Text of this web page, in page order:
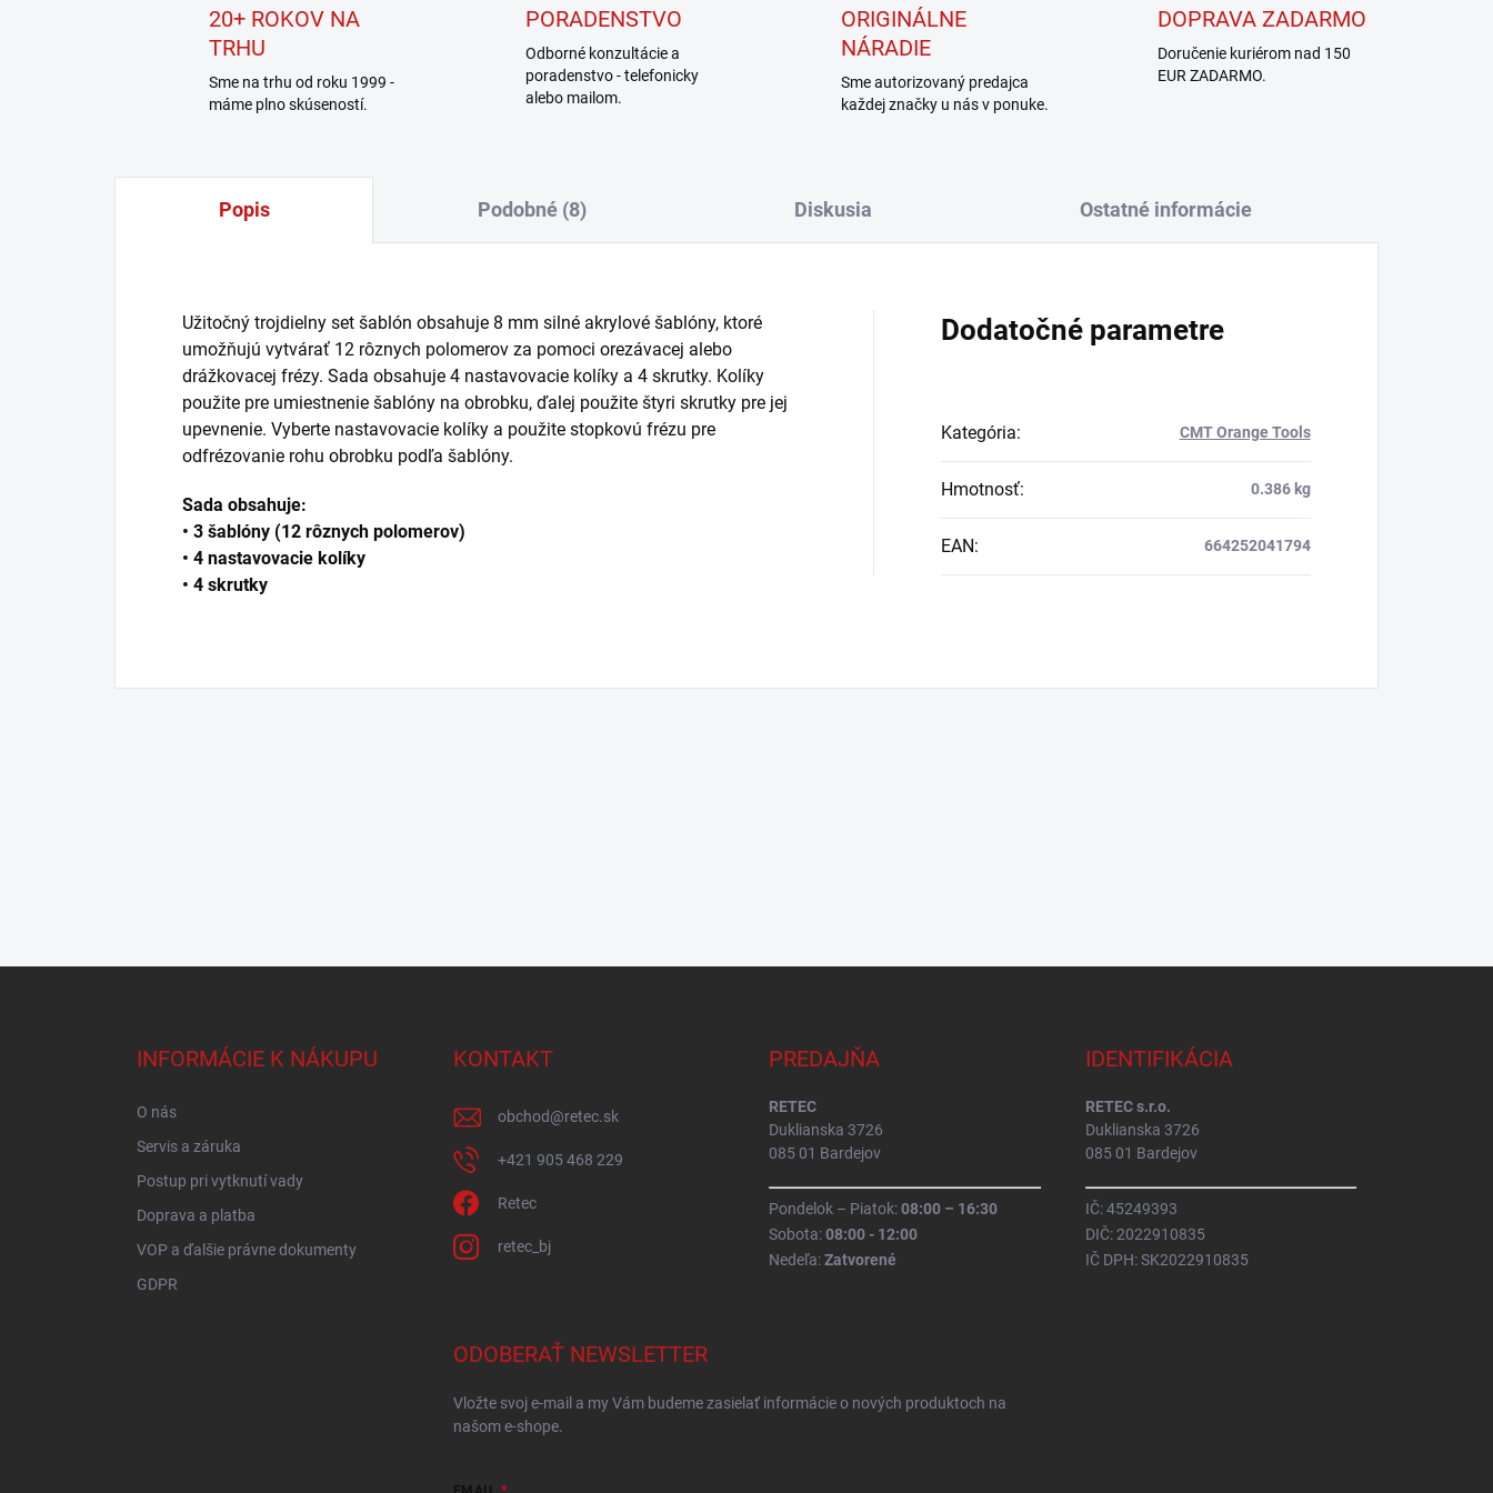
20+ ROKOV NA
TRHU
Sme na trhu od roku 1999 -
máme plno skúseností.
PORADENSTVO
Odborné konzultácie a
poradenstvo - telefonicky
alebo mailom.
ORIGINÁLNE
NÁRADIE
Sme autorizovaný predajca
každej značky u nás v ponuke.
DOPRAVA ZADARMO
Doručenie kuriérom nad 150
EUR ZADARMO.
Popis Podobné (8) Diskusia Ostatné informácie
Užitočný trojdielny set šablón obsahuje 8 mm silné akrylové šablóny, ktoré
umožňujú vytvárať 12 rôznych polomerov za pomoci orezávacej alebo
drážkovacej frézy. Sada obsahuje 4 nastavovacie kolíky a 4 skrutky. Kolíky
použite pre umiestnenie šablóny na obrobku, ďalej použite štyri skrutky pre jej
upevnenie. Vyberte nastavovacie kolíky a použite stopkovú frézu pre
odfrézovanie rohu obrobku podľa šablóny.
Sada obsahuje:
• 3 šablóny (12 rôznych polomerov)
• 4 nastavovacie kolíky
• 4 skrutky
Dodatočné parametre
Kategória: CMT Orange Tools
Hmotnosť: 0.386 kg
EAN: 664252041794
INFORMÁCIE K NÁKUPU
O nás
Servis a záruka
Postup pri vytknutí vady
Doprava a platba
VOP a ďalšie právne dokumenty
GDPR
KONTAKT
obchod@retec.sk
+421 905 468 229
Retec
retec_bj
PREDAJŇA
RETEC
Duklianska 3726
085 01 Bardejov
Pondelok – Piatok:08:00 – 16:30
Sobota:08:00 - 12:00
Nedeľa:Zatvorené
IDENTIFIKÁCIA
RETEC s.r.o.
Duklianska 3726
085 01 Bardejov
IČ: 45249393
DIČ: 2022910835
IČ DPH: SK2022910835
ODOBERAŤ NEWSLETTER
Vložte svoj e-mail a my Vám budeme zasielať informácie o nových produktoch na
našom e-shope.